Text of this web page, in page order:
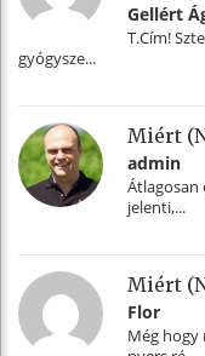
Gellért
T.Cím!
gyógysze...
Miért
admin
Átlagosan
jelenti,...
Miért
Flor
Még hogy